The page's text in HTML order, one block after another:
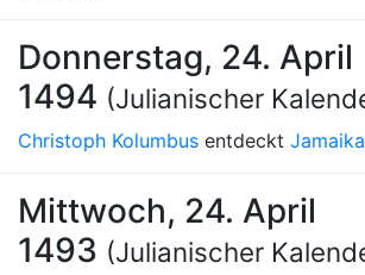
Donnerstag, 24. April
1494 (Julianischer
Christoph Kolumbus entdeckt Jamaika
Mittwoch, 24. April
1493 (Julianischer